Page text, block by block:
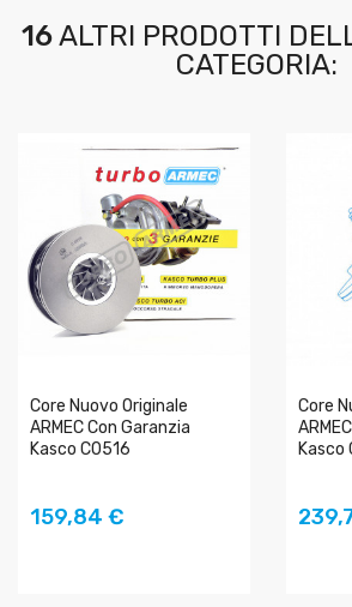
16ALTRI PRODOTTI
CATEGORIA:
Core Nuovo Originale
ARMEC Con Garanzia
Kasco C0516
159,84 €AGGIUNGI AL
Core
Kasco